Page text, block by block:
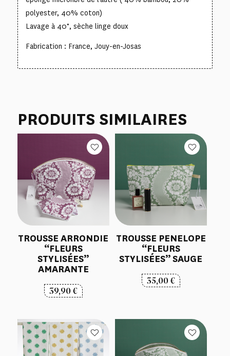
polyester, 40% coton)
Lavage à 40°, sèche linge doux
Fabrication : France, Jouy-en-Josas
PRODUITS SIMILAIRES
TROUSSE ARRONDIE
“FLEURS
STYLISÉES”
AMARANTE
39,90€
TROUSSE PENELOPE
“FLEURS
STYLISÉES” SAUGE
35,00€